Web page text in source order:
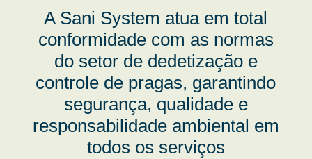
A Sani System atua em total
conformidade com as normas
do setor de dedetização e
controle de pragas, garantindo
segurança, qualidade e
responsabilidade ambiental em
todos os serviços